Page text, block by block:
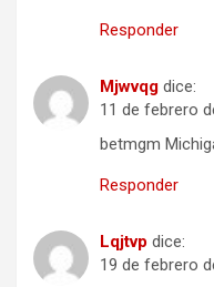
Responder
Mjwvqg dice:
11 de febrero
betmgm
Responder
Lqjtvp dice:
19 de febrero